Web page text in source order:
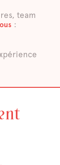
team
: